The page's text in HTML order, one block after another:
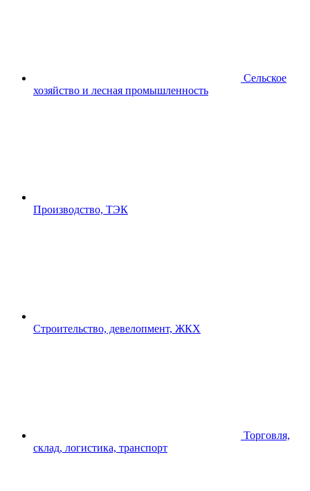
Сельское
хозяйство и лесная промышленность
Производство, ТЭК
Строительство, девелопмент, ЖКХ
Торговля,
склад, логистика, транспорт